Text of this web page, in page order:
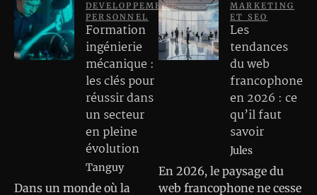
DEVELOPPEMENT
PERSONNEL
Formation
ingénierie
mécanique :
les clés pour
réussir dans
un secteur
en pleine
évolution
Tanguy
Dans un monde où la
MARKETING
ET SEO
Les
tendances
du web
francophone
en 2026 : ce
qu’il faut
savoir
Jules
En 2026, le paysage du
web francophone ne cesse